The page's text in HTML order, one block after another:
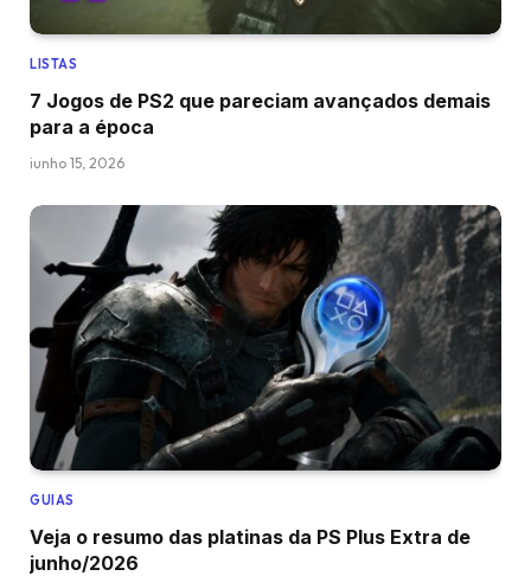
LISTAS
7 Jogos de PS2 que pareciam avançados demais
para a época
junho 15, 2026
GUIAS
Veja o resumo das platinas da PS Plus Extra de
junho/2026